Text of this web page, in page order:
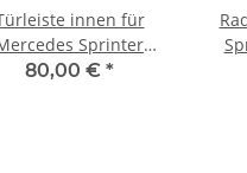
innen für
Sprinter
1995 –
80,00 € *